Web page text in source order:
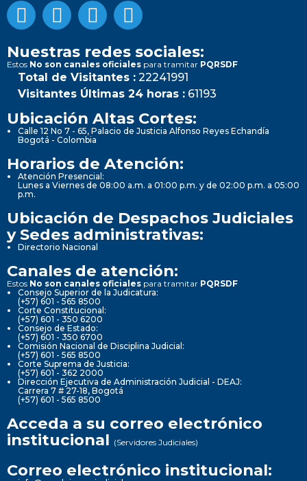
Nuestras redes sociales:
Estos No son canales oficiales para tramitar PQRSDF
Total de Visitantes : 22241991
Visitantes Últimas 24 horas : 61193
Ubicación Altas Cortes:
Calle 12 No 7 - 65, Palacio de Justicia Alfonso Reyes Echandía
Bogotá - Colombia
Horarios de Atención:
Atención Presencial:
Lunes a Viernes de 08:00 a.m. a 01:00 p.m. y de 02:00 p.m. a 05:00
p.m.
Ubicación de Despachos Judiciales
y Sedes administrativas:
Directorio Nacional
Canales de atención:
Estos No son canales oficiales para tramitar PQRSDF
Consejo Superior de la Judicatura:
(+57) 601 - 565 8500
Corte Constitucional:
(+57) 601 - 350 6200
Consejo de Estado:
(+57) 601 - 350 6700
Comisión Nacional de Disciplina Judicial:
(+57) 601 - 565 8500
Corte Suprema de Justicia:
(+57) 601 - 362 2000
Dirección Ejecutiva de Administración Judicial - DEAJ:
Carrera 7 # 27-18, Bogotá
(+57) 601 - 565 8500
Acceda a su correo electrónico
institucional (Servidores Judiciales)
Correo electrónico institucional: